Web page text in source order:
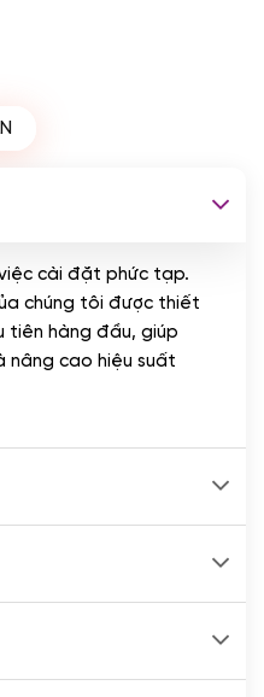
yêu cầu
toán tự động qua
cài đặt phức tạp.
chúng tôi được thiết
tiên hàng đầu, giúp
nâng cao hiệu suất